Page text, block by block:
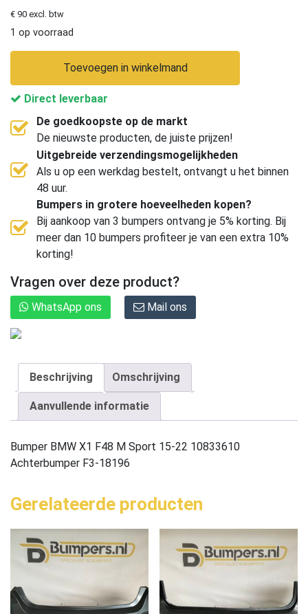
€ 90 excl. btw
1 op voorraad
Toevoegen in winkelmand
Direct leverbaar
De goedkoopste op de markt
De nieuwste producten, de juiste prijzen!
Uitgebreide verzendingsmogelijkheden
Als u op een werkdag bestelt, ontvangt u het binnen
48 uur.
Bumpers in grotere hoeveelheden kopen?
Bij aankoop van 3 bumpers ontvang je 5% korting. Bij
meer dan 10 bumpers profiteer je van een extra 10%
korting!
Vragen over deze product?
WhatsApp ons Mail ons
Beschrijving Omschrijving
Aanvullende informatie
Bumper BMW X1 F48 M Sport 15-22 10833610
Achterbumper F3-18196
Gerelateerde producten